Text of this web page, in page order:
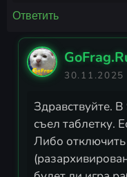
Ответить
30.11.2025
Здравствуйте. В
съел таблетку.
Либо отключить